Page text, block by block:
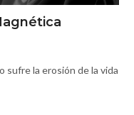
la erosión de la vida